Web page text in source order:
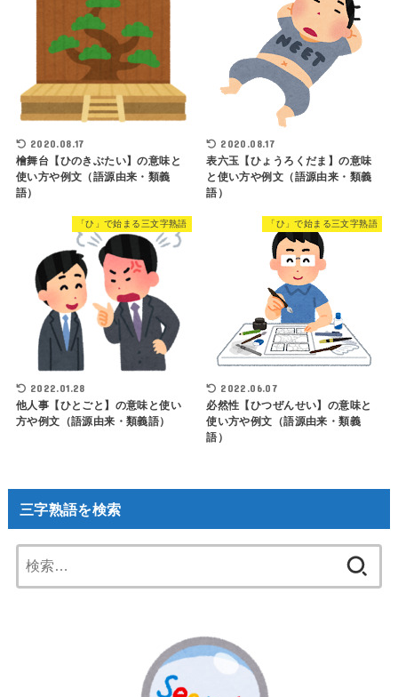
2020.08.17
檜舞台【ひのきぶたい】の意味と
使い方や例文（語源由来・類義
語）
2020.08.17
表六玉【ひょうろくだま】の意味
と使い方や例文（語源由来・類義
語）
「ひ」で始まる三文字熟語
2022.01.28
他人事【ひとごと】の意味と使い
方や例文（語源由来・類義語）
「ひ」で始まる三文字熟語
2022.06.07
必然性【ひつぜんせい】の意味と
使い方や例文（語源由来・類義
語）
三字熟語を検索
索: